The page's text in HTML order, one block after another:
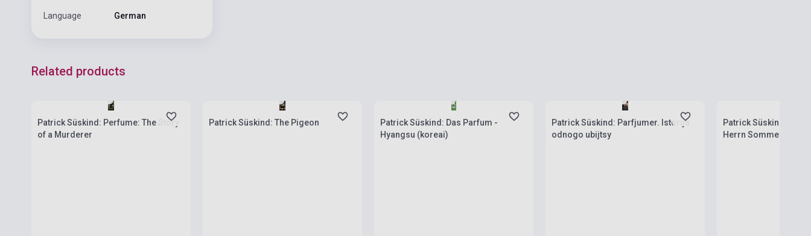
Language German
Related products
Patrick Süskind: Perfume: The Story
of a Murderer
Patrick Süskind: The Pigeon
Patrick Süskind: Das Parfum -
Hyangsu (koreai)
Patrick Süskind: Parfjumer. Istorija
odnogo ubijtsy
Patrick Süskind: Die
Herrn Sommer